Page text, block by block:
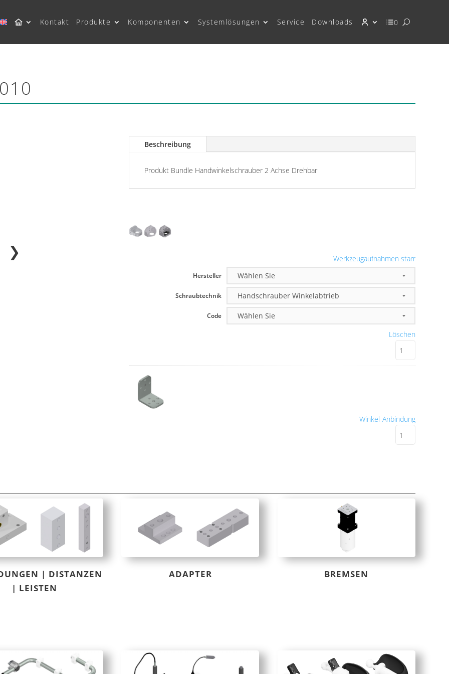
Kontakt Produkte Komponenten Systemlösungen Service Downloads 0
❯
Beschreibung
Produkt Bundle Handwinkelschrauber 2 Achse Drehbar
Werkzeugaufnahmen starr
Hersteller
Schraubtechnik
Code
Löschen
Winkel-Anbindung
| DISTANZEN
| LEISTEN
ADAPTER BREMSEN